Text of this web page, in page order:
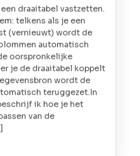
draaitabel vastzetten.
telkens als je een
(vernieuwt) wordt de
automatisch
oorspronkelijke
je de draaitabel koppelt
wordt de
teruggezet.In
ik hoe je het
van de